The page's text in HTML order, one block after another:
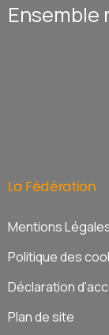
Ensemble
La Fédération
Mentions
Politique des
Déclaration
Plan de site